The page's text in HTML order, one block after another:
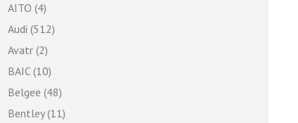
AITO (4)
Audi (512)
Avatr (2)
BAIC (10)
Belgee (48)
Bentley (11)